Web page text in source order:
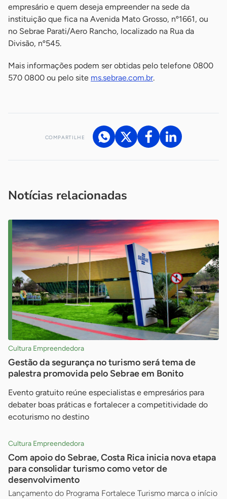
empresário e quem deseja empreender na sede da
instituição que fica na Avenida Mato Grosso, nº1661, ou
no Sebrae Parati/Aero Rancho, localizado na Rua da
Divisão, nº545.
Mais informações podem ser obtidas pelo telefone 0800
570 0800 ou pelo site ms.sebrae.com.br.
COMPARTILHE
Notícias relacionadas
Cultura Empreendedora
Gestão da segurança no turismo será tema de
palestra promovida pelo Sebrae em Bonito
Evento gratuito reúne especialistas e empresários para
debater boas práticas e fortalecer a competitividade do
ecoturismo no destino
Cultura Empreendedora
Com apoio do Sebrae, Costa Rica inicia nova etapa
para consolidar turismo como vetor de
desenvolvimento
Lançamento do Programa Fortalece Turismo marca o início